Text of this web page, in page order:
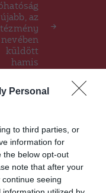
Personal
to third parties, or
information for
the below opt-out
note that after your
seeing
újabb, az
nevében
küldött
hamis